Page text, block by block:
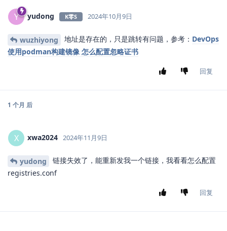
Y yudong K零S 2024年10月9日
wuzhiyong 地址是存在的，只是跳转有问题，参考： DevOps
使用podman构建镜像 怎么配置忽略证书
回复
1 个月 后
X xwa2024 2024年11月9日
yudong
链接失效了，能重新发我一个链接，我看看怎么配置
registries.conf
回复